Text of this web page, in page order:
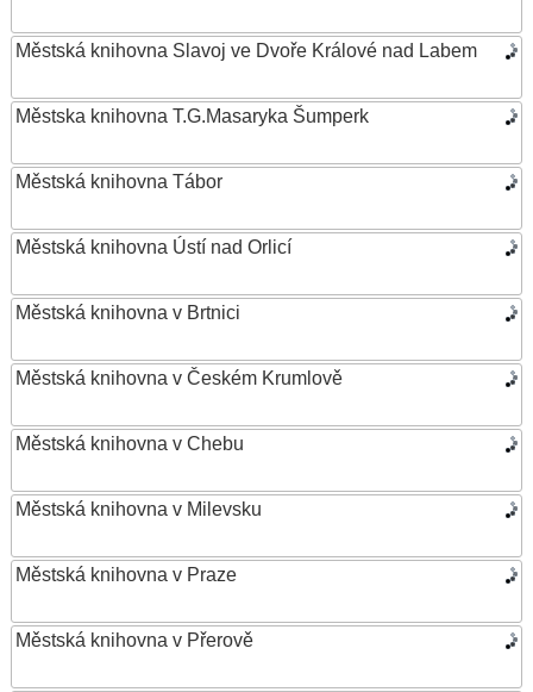
Městská knihovna Slavoj ve Dvoře Králové nad Labem
Městska knihovna T.G.Masaryka Šumperk
Městská knihovna Tábor
Městská knihovna Ústí nad Orlicí
Městská knihovna v Brtnici
Městská knihovna v Českém Krumlově
Městská knihovna v Chebu
Městská knihovna v Milevsku
Městská knihovna v Praze
Městská knihovna v Přerově